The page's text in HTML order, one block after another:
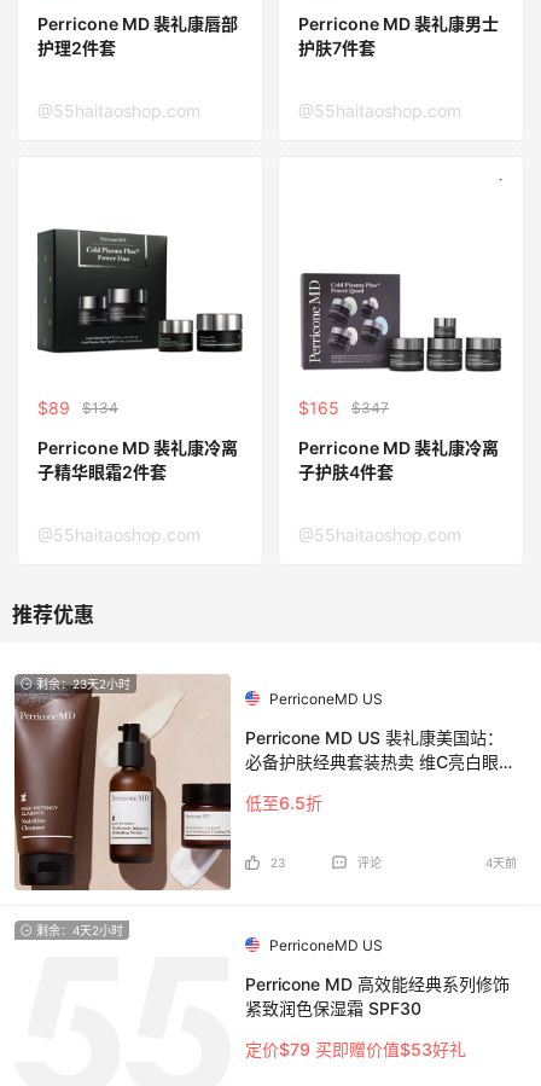
Perricone MD 裴礼康唇部
护理2件套
@55haitaoshop.com
Perricone MD 裴礼康男士
护肤7件套
@55haitaoshop.com
$89 $134
Perricone MD 裴礼康冷离
子精华眼霜2件套
@55haitaoshop.com
$165 $347
Perricone MD 裴礼康冷离
子护肤4件套
@55haitaoshop.com
剩余：23天2小时
PerriconeMD US
Perricone MD US 裴礼康美国站：
必备护肤经典套装热卖 维C亮白眼霜
低至6.5折
23 评论 4天前
剩余：4天2小时
PerriconeMD US
Perricone MD 高效能经典系列修饰
紧致润色保湿霜 SPF30
定价$79 买即赠价值$53好礼